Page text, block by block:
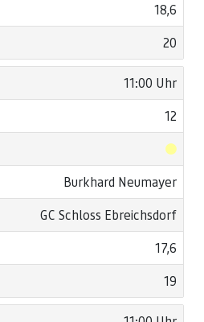
18,6
20
11:00 Uhr
12
Burkhard Neumayer
GC Schloss Ebreichsdorf
17,6
19